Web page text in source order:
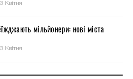
Квітня
мільйонери: нові міста
Квітня